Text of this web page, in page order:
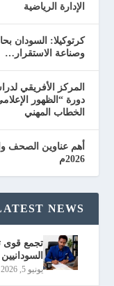
الإدارة الرياضية
كرتوكيلا: السودان
وصناعة الاستقرار…
المركز الأفريقي
دورة “الظهور
الخطاب المهني
2026م
NEWS
تجمع قوى
يونيو 5, 2026